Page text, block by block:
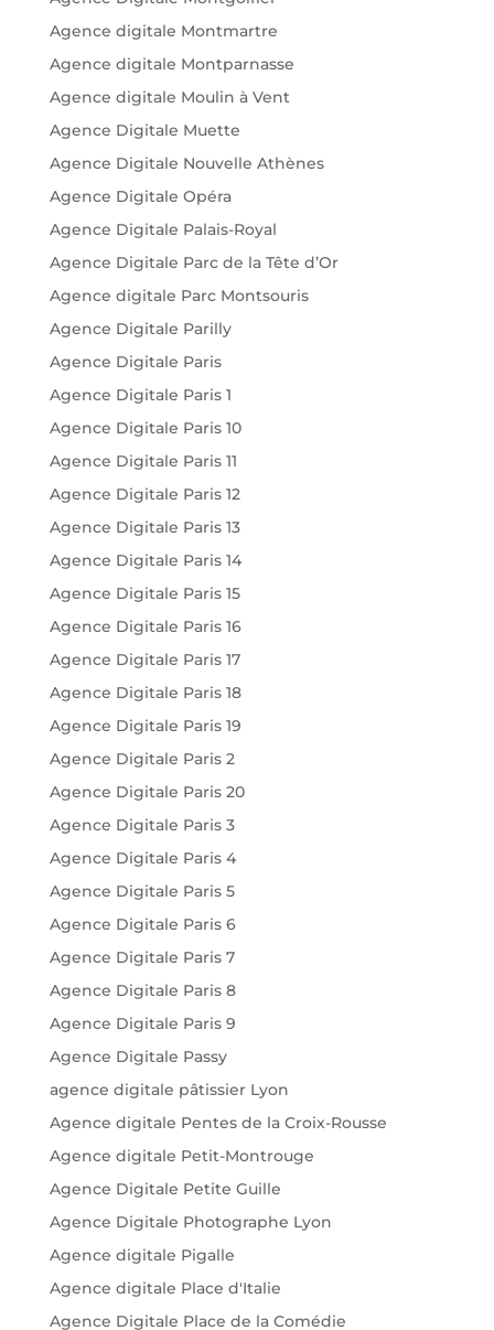
Agence digitale Montmartre
Agence digitale Montparnasse
Agence digitale Moulin à Vent
Agence Digitale Muette
Agence Digitale Nouvelle Athènes
Agence Digitale Opéra
Agence Digitale Palais-Royal
Agence Digitale Parc de la Tête d’Or
Agence digitale Parc Montsouris
Agence Digitale Parilly
Agence Digitale Paris
Agence Digitale Paris 1
Agence Digitale Paris 10
Agence Digitale Paris 11
Agence Digitale Paris 12
Agence Digitale Paris 13
Agence Digitale Paris 14
Agence Digitale Paris 15
Agence Digitale Paris 16
Agence Digitale Paris 17
Agence Digitale Paris 18
Agence Digitale Paris 19
Agence Digitale Paris 2
Agence Digitale Paris 20
Agence Digitale Paris 3
Agence Digitale Paris 4
Agence Digitale Paris 5
Agence Digitale Paris 6
Agence Digitale Paris 7
Agence Digitale Paris 8
Agence Digitale Paris 9
Agence Digitale Passy
agence digitale pâtissier Lyon
Agence digitale Pentes de la Croix-Rousse
Agence digitale Petit-Montrouge
Agence Digitale Petite Guille
Agence Digitale Photographe Lyon
Agence digitale Pigalle
Agence digitale Place d'Italie
Agence Digitale Place de la Comédie